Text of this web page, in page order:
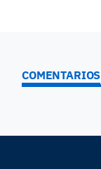
COMENTARIOS